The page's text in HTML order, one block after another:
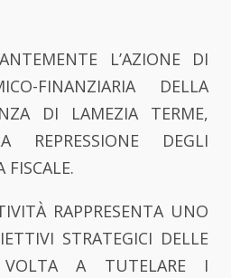
L’AZIONE DI
FINANZIARIA DELLA
DI LAMEZIA TERME,
REPRESSIONE DEGLI
FISCALE.
RAPPRESENTA UNO
STRATEGICI DELLE
VOLTA A TUTELARE I